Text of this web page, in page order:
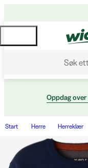
Søk
Oppdag
Start Herre Herreklær